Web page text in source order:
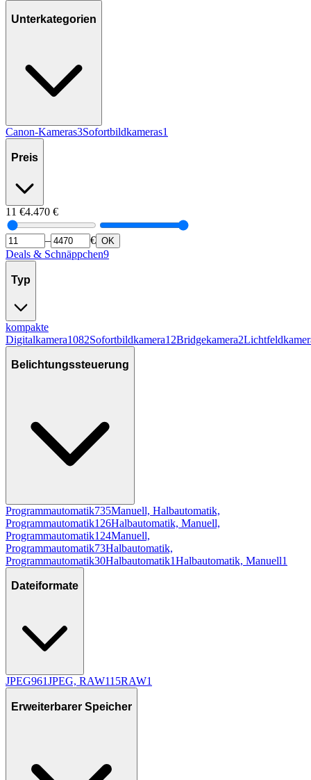
Unterkategorien
Canon-Kameras3Sofortbildkameras1
Preis
11 €4.470 €
– € OK
Deals & Schnäppchen9
Typ
kompakte
Digitalkamera1082Sofortbildkamera12Bridgekamera2
Belichtungssteuerung
Programmautomatik735Manuell, Halbautomatik,
Programmautomatik126Halbautomatik, Manuell,
Programmautomatik124Manuell,
Programmautomatik73Halbautomatik,
Programmautomatik30Halbautomatik1Halbautomatik, Manuell1
Dateiformate
JPEG961JPEG, RAW115RAW1
Erweiterbarer Speicher